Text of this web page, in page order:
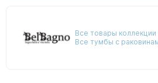
Все товары коллекции
Все тумбы с